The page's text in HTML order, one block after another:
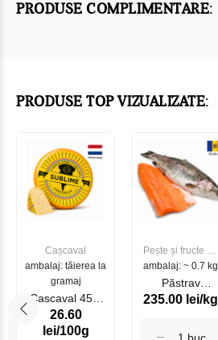
PRODUSE COMPLIMENTARE:
PRODUSE TOP VIZUALIZATE:
Cașcaval
ambalaj: tăierea la
gramaj
Cascaval 45%
Maasdam
Sublime Cow
26.60
lei/100g
Pește și fructe de
mare
ambalaj: ~ 0.7 kg
Păstrav
Somonat
235.00 lei/kg